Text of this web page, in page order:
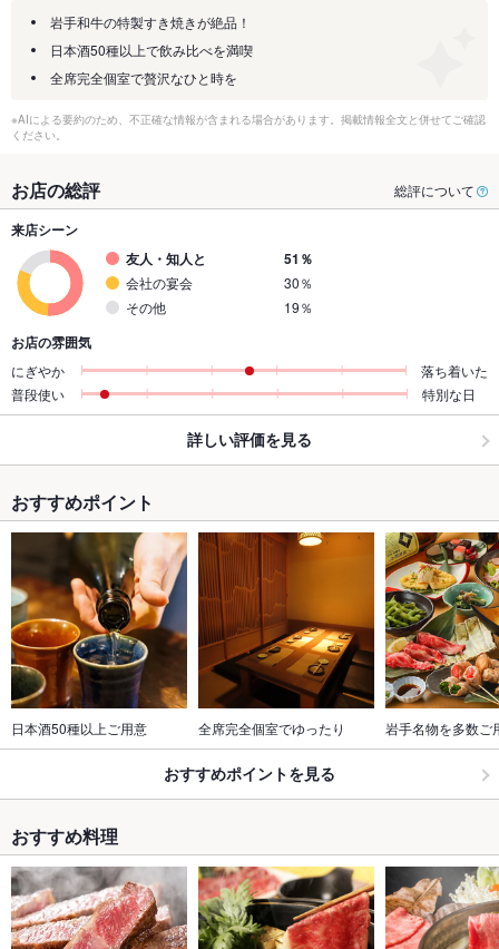
岩手和牛の特製すき焼きが絶品！
日本酒50種以上で飲み比べを満喫
全席完全個室で贅沢なひと時を
※AIによる要約のため、不正確な情報が含まれる場合があります。掲載情報全文と併せてご確認
ください。
お店の総評 総評について
来店シーン
友人・知人と
51％
会社の宴会
30％
その他
19％
お店の雰囲気
にぎやか
落ち着いた
普段使い
特別な日
詳しい評価を見る
おすすめポイント
日本酒50種以上ご用意 全席完全個室でゆったり 岩手名物を多数ご
おすすめポイントを見る
おすすめ料理